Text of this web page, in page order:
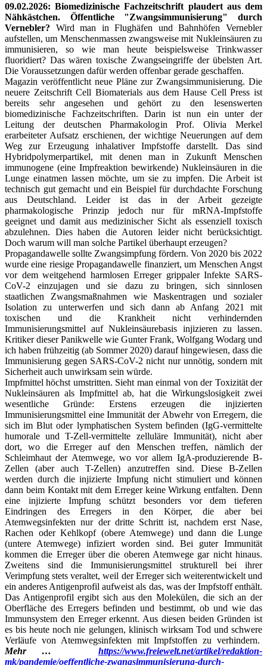
09.02.2026: Biomedizinische Fachzeitschrift plaudert aus dem
Nähkästchen. Öffentliche "Zwangsimmunisierung" durch
Vernebler? Wird man in Flughäfen und Bahnhöfen Vernebler
aufstellen, um Menschenmassen zwangsweise mit Nukleinsäuren zu
immunisieren, so wie man heute beispielsweise Trinkwasser
fluoridiert? Das wären toxische Zwangseingriffe der übelsten Art.
Die Voraussetzungen dafür werden offenbar gerade geschaffen.
Magazin veröffentlicht neue Pläne zur Zwangsimmunisierung. Die
neuere Zeitschrift Cell Biomaterials aus dem Hause Cell Press ist
bereits sehr angesehen und gehört zu den lesenswerten
biomedizinische Fachzeitschriften. Darin ist nun ein unter der
Leitung der deutschen Pharmakologin Prof. Olivia Merkel
erarbeiteter Aufsatz erschienen, der wichtige Neuerungen auf dem
Weg zur Erzeugung inhalativer Impfstoffe darstellt. Das sind
Hybridpolymerpartikel, mit denen man in Zukunft Menschen
immunogene (eine Impfreaktion bewirkende) Nukleinsäuren in die
Lunge einatmen lassen möchte, um sie zu impfen. Die Arbeit ist
technisch gut gemacht und ein Beispiel für durchdachte Forschung
aus Deutschland. Leider ist das in der Arbeit gezeigte
pharmakologische Prinzip jedoch nur für mRNA-Impfstoffe
geeignet und damit aus medizinischer Sicht als essenziell toxisch
abzulehnen. Dies haben die Autoren leider nicht berücksichtigt.
Doch warum will man solche Partikel überhaupt erzeugen?
Propagandawelle sollte Zwangsimpfung fördern. Von 2020 bis 2022
wurde eine riesige Propagandawelle finanziert, um Menschen Angst
vor dem weitgehend harmlosen Erreger grippaler Infekte SARS-
CoV-2 einzujagen und sie dazu zu bringen, sich sinnlosen
staatlichen Zwangsmaßnahmen wie Maskentragen und sozialer
Isolation zu unterwerfen und sich dann ab Anfang 2021 mit
toxischen und die Krankheit nicht verhindernden
Immunisierungsmittel auf Nukleinsäurebasis injizieren zu lassen.
Kritiker dieser Panikwelle wie Gunter Frank, Wolfgang Wodarg und
ich haben frühzeitig (ab Sommer 2020) darauf hingewiesen, dass die
Immunisierung gegen SARS-CoV-2 nicht nur unnötig, sondern mit
Sicherheit auch unwirksam sein würde.
Impfmittel höchst umstritten. Sieht man einmal von der Toxizität der
Nukleinsäuren als Impfmittel ab, hat die Wirkungslosigkeit zwei
wesentliche Gründe: Erstens erzeugen die injizierten
Immunisierungsmittel eine Immunität der Abwehr von Erregern, die
sich im Blut oder lymphatischen System befinden (IgG-vermittelte
humorale und T-Zell-vermittelte zelluläre Immunität), nicht aber
dort, wo die Erreger auf den Menschen treffen, nämlich der
Schleimhaut der Atemwege, wo vor allem IgA-produzierende B-
Zellen (aber auch T-Zellen) anzutreffen sind. Diese B-Zellen
werden durch die injizierte Impfung nicht stimuliert und können
dann beim Kontakt mit dem Erreger keine Wirkung entfalten. Denn
eine injizierte Impfung schützt besonders vor dem tieferen
Eindringen des Erregers in den Körper, die aber bei
Atemwegsinfekten nur der dritte Schritt ist, nachdem erst Nase,
Rachen oder Kehlkopf (obere Atemwege) und dann die Lunge
(untere Atemwege) infiziert worden sind. Bei guter Immunität
kommen die Erreger über die oberen Atemwege gar nicht hinaus.
Zweitens sind die Immunisierungsmittel strukturell bei ihrer
Verimpfung stets veraltet, weil der Erreger sich weiterentwickelt und
ein anderes Antigenprofil aufweist als das, was der Impfstoff enthält.
Das Antigenprofil ergibt sich aus den Molekülen, die sich an der
Oberfläche des Erregers befinden und bestimmt, ob und wie das
Immunsystem den Erreger erkennt. Aus diesen beiden Gründen ist
es bis heute noch nie gelungen, klinisch wirksam Tod und schwere
Verläufe von Atemwegsinfekten mit Impfstoffen zu verhindern.
Mehr … https://www.freiewelt.net/artikel/redaktion-
mk/pandemie/oeffentliche-zwangsimmunisierung-durch-